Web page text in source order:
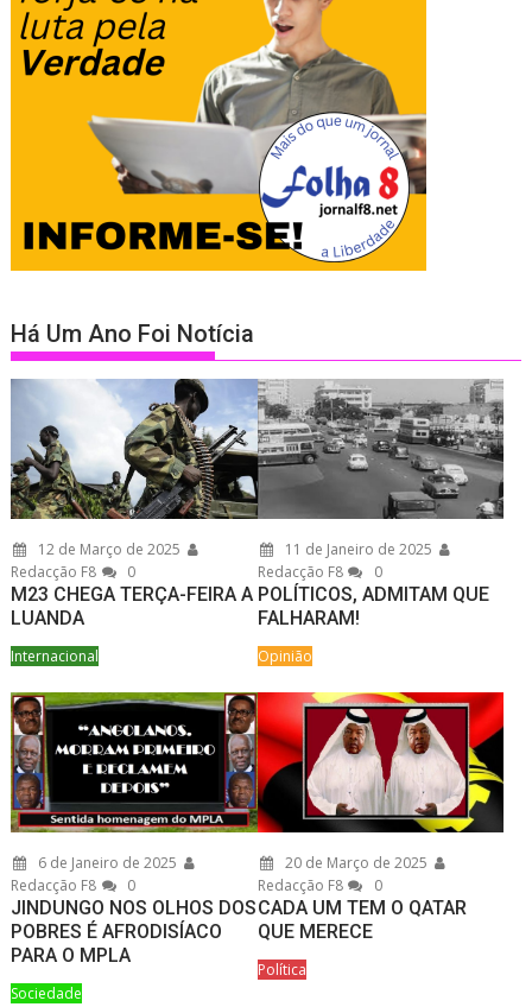
Há Um Ano Foi Notícia
12 de Março de 2025
Redacção F8
0
M23 CHEGA TERÇA-FEIRA A
LUANDA
Internacional
11 de Janeiro de 2025
Redacção F8
0
POLÍTICOS, ADMITAM QUE
FALHARAM!
Opinião
6 de Janeiro de 2025
Redacção F8
0
JINDUNGO NOS OLHOS DOS
POBRES É AFRODISÍACO
PARA O MPLA
Sociedade
20 de Março de 2025
Redacção F8
0
CADA UM TEM O QATAR
QUE MERECE
Política